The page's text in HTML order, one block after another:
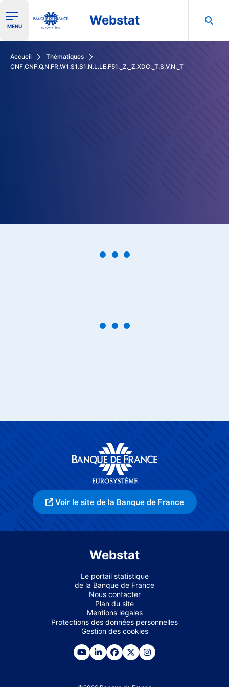
Ouvrir le menu de navigation
MENU Webstat
Accueil
Thématiques
CNF,CNF.Q.N.FR.W1.S1.S1.N.L.LE.F51._Z._Z.XDC._T.S.V.N._T
Voir le site de la Banque de France
Webstat
Le portail statistique
de la Banque de France
Nous contacter
Plan du site
Mentions légales
Protections des données personnelles
Gestion des cookies